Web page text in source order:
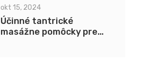
okt 15, 2024
Účinné tantrické
masážne pomôcky pre